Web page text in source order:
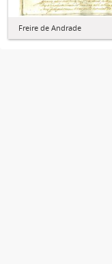
Freire de Andrade